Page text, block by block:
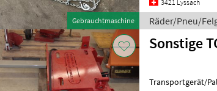
Gebrauchtmaschine
3421 Lyssach
Räder/Pneu/
Sonstige
Transportgerät/